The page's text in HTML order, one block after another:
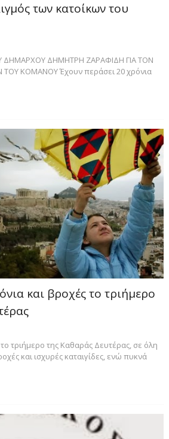
των κατοίκων του
ΔΗΜΗΤΡΗ ΖΑΡΑΦΙΔΗ ΓΙΑ ΤΟΝ
ΚΟΜΑΝΟΥ Έχουν περάσει 20 χρόνια
και βροχές το τριήμερο
τριήμερο της Καθαράς Δευτέρας, σε όλη
και ισχυρές καταιγίδες, ενώ πυκνά